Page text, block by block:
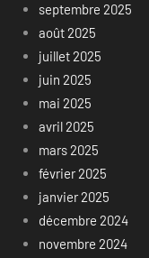
septembre 2025
août 2025
juillet 2025
juin 2025
mai 2025
avril 2025
mars 2025
février 2025
janvier 2025
décembre 2024
novembre 2024